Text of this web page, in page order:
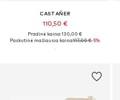
CASTAÑER
110,50 €
Pradinė kaina: 130,00 €
Paskutinė mažiausia kaina:117,00 €-5%